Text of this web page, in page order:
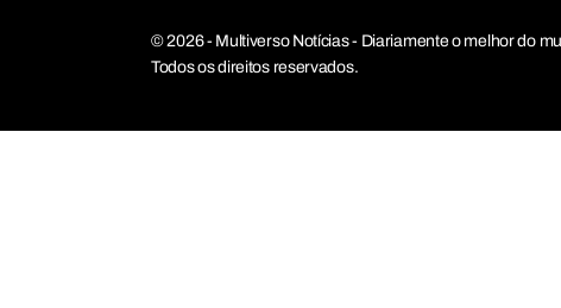
© 2026 - Multiverso Notícias - Diariamente o melhor do
Todos os direitos reservados.